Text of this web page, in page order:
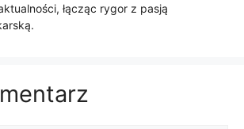
łącząc rygor z pasją